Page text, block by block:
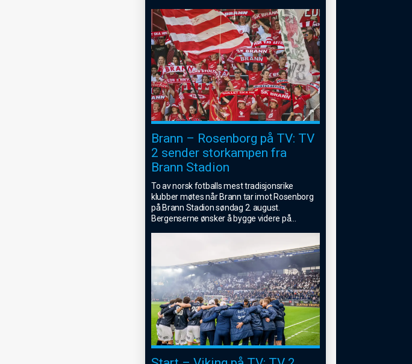
Brann – Rosenborg på TV: TV
2 sender storkampen fra
Brann Stadion
To av norsk fotballs mest tradisjonsrike
klubber møtes når Brann tar imot Rosenborg
på Brann Stadion søndag 2. august.
Bergenserne ønsker å bygge videre på